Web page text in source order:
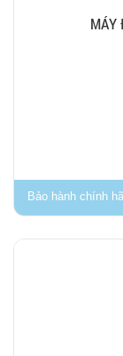
MÁY
Bảo hành chính